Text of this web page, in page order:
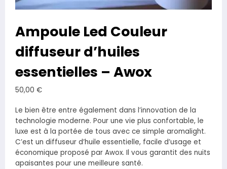
Ampoule Led Couleur
diffuseur d’huiles
essentielles – Awox
50,00 €
Le bien être entre également dans l’innovation de la
technologie moderne. Pour une vie plus confortable, le
luxe est à la portée de tous avec ce simple aromalight.
C’est un diffuseur d’huile essentielle, facile d’usage et
économique proposé par Awox. Il vous garantit des nuits
apaisantes pour une meilleure santé.